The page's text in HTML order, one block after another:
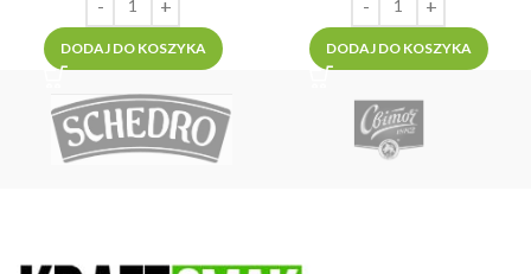
DODAJ DO KOSZYKA DODAJ DO KOSZYKA